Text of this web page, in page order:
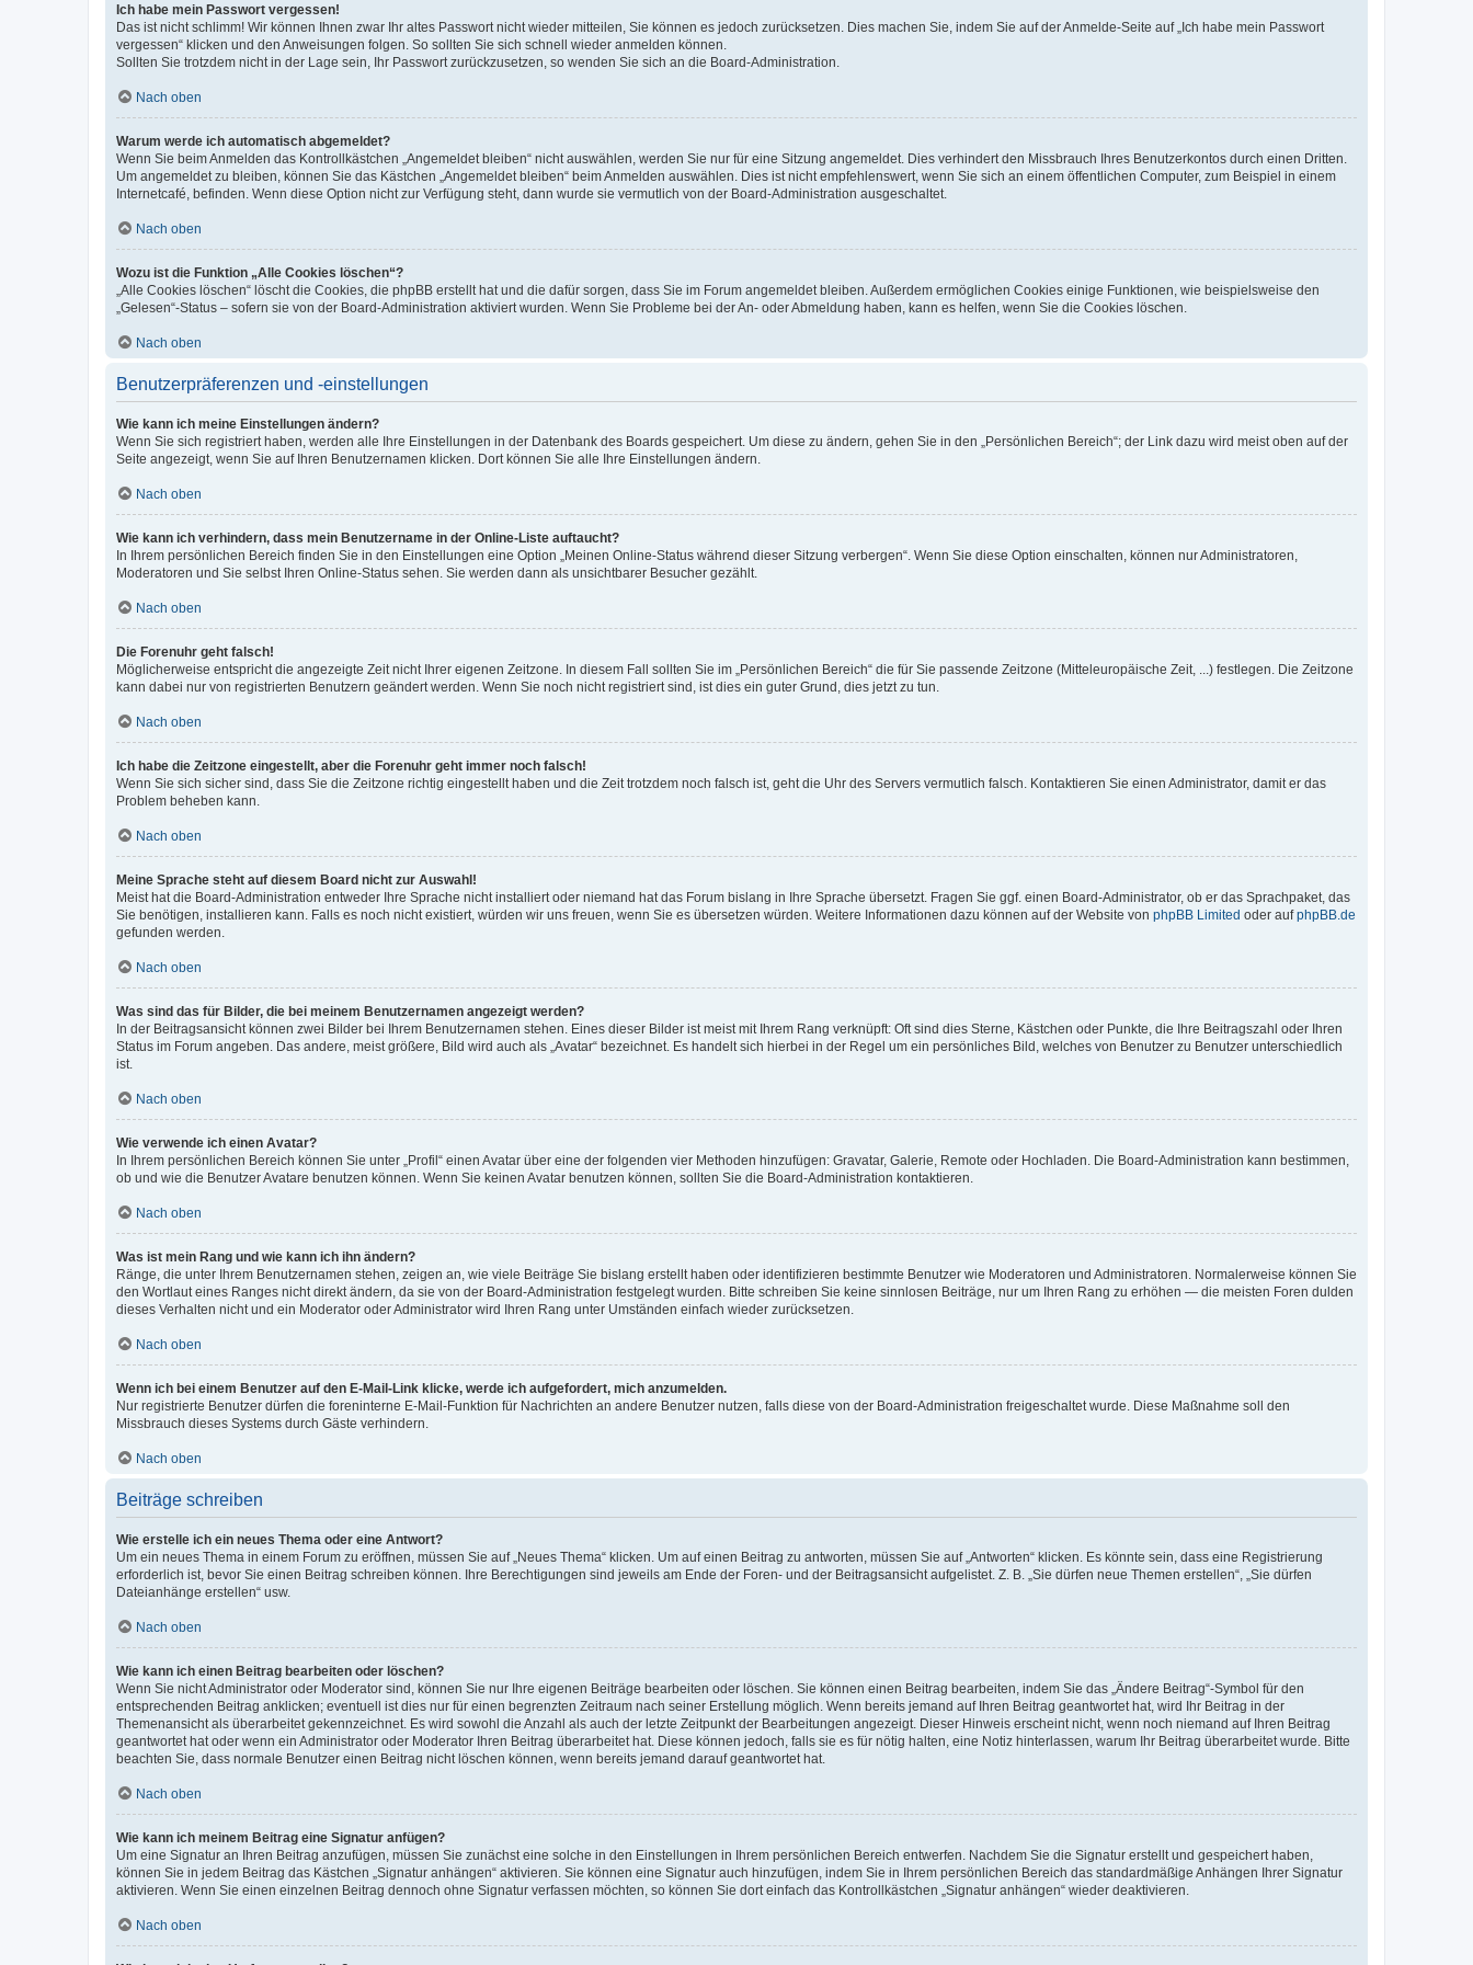
Ich habe mein Passwort vergessen!
Das ist nicht schlimm! Wir können Ihnen zwar Ihr altes Passwort nicht wieder mitteilen, Sie können es jedoch zurücksetzen. Dies machen Sie, indem Sie auf der Anmelde-Seite auf „Ich habe mein Passwort
vergessen“ klicken und den Anweisungen folgen. So sollten Sie sich schnell wieder anmelden können.
Sollten Sie trotzdem nicht in der Lage sein, Ihr Passwort zurückzusetzen, so wenden Sie sich an die Board-Administration.
Nach oben
Warum werde ich automatisch abgemeldet?
Wenn Sie beim Anmelden das Kontrollkästchen „Angemeldet bleiben“ nicht auswählen, werden Sie nur für eine Sitzung angemeldet. Dies verhindert den Missbrauch Ihres Benutzerkontos durch einen Dritten.
Um angemeldet zu bleiben, können Sie das Kästchen „Angemeldet bleiben“ beim Anmelden auswählen. Dies ist nicht empfehlenswert, wenn Sie sich an einem öffentlichen Computer, zum Beispiel in einem
Internetcafé, befinden. Wenn diese Option nicht zur Verfügung steht, dann wurde sie vermutlich von der Board-Administration ausgeschaltet.
Nach oben
Wozu ist die Funktion „Alle Cookies löschen“?
„Alle Cookies löschen“ löscht die Cookies, die phpBB erstellt hat und die dafür sorgen, dass Sie im Forum angemeldet bleiben. Außerdem ermöglichen Cookies einige Funktionen, wie beispielsweise den
„Gelesen“-Status – sofern sie von der Board-Administration aktiviert wurden. Wenn Sie Probleme bei der An- oder Abmeldung haben, kann es helfen, wenn Sie die Cookies löschen.
Nach oben
Benutzerpräferenzen und -einstellungen
Wie kann ich meine Einstellungen ändern?
Wenn Sie sich registriert haben, werden alle Ihre Einstellungen in der Datenbank des Boards gespeichert. Um diese zu ändern, gehen Sie in den „Persönlichen Bereich“; der Link dazu wird meist oben auf der
Seite angezeigt, wenn Sie auf Ihren Benutzernamen klicken. Dort können Sie alle Ihre Einstellungen ändern.
Nach oben
Wie kann ich verhindern, dass mein Benutzername in der Online-Liste auftaucht?
In Ihrem persönlichen Bereich finden Sie in den Einstellungen eine Option „Meinen Online-Status während dieser Sitzung verbergen“. Wenn Sie diese Option einschalten, können nur Administratoren,
Moderatoren und Sie selbst Ihren Online-Status sehen. Sie werden dann als unsichtbarer Besucher gezählt.
Nach oben
Die Forenuhr geht falsch!
Möglicherweise entspricht die angezeigte Zeit nicht Ihrer eigenen Zeitzone. In diesem Fall sollten Sie im „Persönlichen Bereich“ die für Sie passende Zeitzone (Mitteleuropäische Zeit, ...) festlegen. Die Zeitzone
kann dabei nur von registrierten Benutzern geändert werden. Wenn Sie noch nicht registriert sind, ist dies ein guter Grund, dies jetzt zu tun.
Nach oben
Ich habe die Zeitzone eingestellt, aber die Forenuhr geht immer noch falsch!
Wenn Sie sich sicher sind, dass Sie die Zeitzone richtig eingestellt haben und die Zeit trotzdem noch falsch ist, geht die Uhr des Servers vermutlich falsch. Kontaktieren Sie einen Administrator, damit er das
Problem beheben kann.
Nach oben
Meine Sprache steht auf diesem Board nicht zur Auswahl!
Meist hat die Board-Administration entweder Ihre Sprache nicht installiert oder niemand hat das Forum bislang in Ihre Sprache übersetzt. Fragen Sie ggf. einen Board-Administrator, ob er das Sprachpaket, das
Sie benötigen, installieren kann. Falls es noch nicht existiert, würden wir uns freuen, wenn Sie es übersetzen würden. Weitere Informationen dazu können auf der Website von phpBB Limited oder aufphpBB.de
gefunden werden.
Nach oben
Was sind das für Bilder, die bei meinem Benutzernamen angezeigt werden?
In der Beitragsansicht können zwei Bilder bei Ihrem Benutzernamen stehen. Eines dieser Bilder ist meist mit Ihrem Rang verknüpft: Oft sind dies Sterne, Kästchen oder Punkte, die Ihre Beitragszahl oder Ihren
Status im Forum angeben. Das andere, meist größere, Bild wird auch als „Avatar“ bezeichnet. Es handelt sich hierbei in der Regel um ein persönliches Bild, welches von Benutzer zu Benutzer unterschiedlich
ist.
Nach oben
Wie verwende ich einen Avatar?
In Ihrem persönlichen Bereich können Sie unter „Profil“ einen Avatar über eine der folgenden vier Methoden hinzufügen: Gravatar, Galerie, Remote oder Hochladen. Die Board-Administration kann bestimmen,
ob und wie die Benutzer Avatare benutzen können. Wenn Sie keinen Avatar benutzen können, sollten Sie die Board-Administration kontaktieren.
Nach oben
Was ist mein Rang und wie kann ich ihn ändern?
Ränge, die unter Ihrem Benutzernamen stehen, zeigen an, wie viele Beiträge Sie bislang erstellt haben oder identifizieren bestimmte Benutzer wie Moderatoren und Administratoren. Normalerweise können Sie
den Wortlaut eines Ranges nicht direkt ändern, da sie von der Board-Administration festgelegt wurden. Bitte schreiben Sie keine sinnlosen Beiträge, nur um Ihren Rang zu erhöhen — die meisten Foren dulden
dieses Verhalten nicht und ein Moderator oder Administrator wird Ihren Rang unter Umständen einfach wieder zurücksetzen.
Nach oben
Wenn ich bei einem Benutzer auf den E-Mail-Link klicke, werde ich aufgefordert, mich anzumelden.
Nur registrierte Benutzer dürfen die foreninterne E-Mail-Funktion für Nachrichten an andere Benutzer nutzen, falls diese von der Board-Administration freigeschaltet wurde. Diese Maßnahme soll den
Missbrauch dieses Systems durch Gäste verhindern.
Nach oben
Beiträge schreiben
Wie erstelle ich ein neues Thema oder eine Antwort?
Um ein neues Thema in einem Forum zu eröffnen, müssen Sie auf „Neues Thema“ klicken. Um auf einen Beitrag zu antworten, müssen Sie auf „Antworten“ klicken. Es könnte sein, dass eine Registrierung
erforderlich ist, bevor Sie einen Beitrag schreiben können. Ihre Berechtigungen sind jeweils am Ende der Foren- und der Beitragsansicht aufgelistet. Z. B. „Sie dürfen neue Themen erstellen“, „Sie dürfen
Dateianhänge erstellen“ usw.
Nach oben
Wie kann ich einen Beitrag bearbeiten oder löschen?
Wenn Sie nicht Administrator oder Moderator sind, können Sie nur Ihre eigenen Beiträge bearbeiten oder löschen. Sie können einen Beitrag bearbeiten, indem Sie das „Ändere Beitrag“-Symbol für den
entsprechenden Beitrag anklicken; eventuell ist dies nur für einen begrenzten Zeitraum nach seiner Erstellung möglich. Wenn bereits jemand auf Ihren Beitrag geantwortet hat, wird Ihr Beitrag in der
Themenansicht als überarbeitet gekennzeichnet. Es wird sowohl die Anzahl als auch der letzte Zeitpunkt der Bearbeitungen angezeigt. Dieser Hinweis erscheint nicht, wenn noch niemand auf Ihren Beitrag
geantwortet hat oder wenn ein Administrator oder Moderator Ihren Beitrag überarbeitet hat. Diese können jedoch, falls sie es für nötig halten, eine Notiz hinterlassen, warum Ihr Beitrag überarbeitet wurde. Bitte
beachten Sie, dass normale Benutzer einen Beitrag nicht löschen können, wenn bereits jemand darauf geantwortet hat.
Nach oben
Wie kann ich meinem Beitrag eine Signatur anfügen?
Um eine Signatur an Ihren Beitrag anzufügen, müssen Sie zunächst eine solche in den Einstellungen in Ihrem persönlichen Bereich entwerfen. Nachdem Sie die Signatur erstellt und gespeichert haben,
können Sie in jedem Beitrag das Kästchen „Signatur anhängen“ aktivieren. Sie können eine Signatur auch hinzufügen, indem Sie in Ihrem persönlichen Bereich das standardmäßige Anhängen Ihrer Signatur
aktivieren. Wenn Sie einen einzelnen Beitrag dennoch ohne Signatur verfassen möchten, so können Sie dort einfach das Kontrollkästchen „Signatur anhängen“ wieder deaktivieren.
Nach oben